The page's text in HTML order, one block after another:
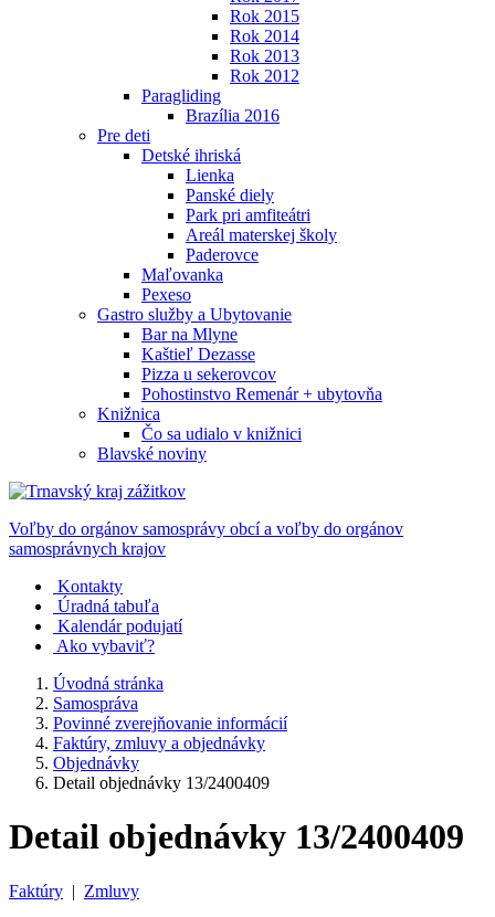
Rok 2015
Rok 2014
Rok 2013
Rok 2012
Paragliding
Brazília 2016
Pre deti
Detské ihriská
Lienka
Panské diely
Park pri amfiteátri
Areál materskej školy
Paderovce
Maľovanka
Pexeso
Gastro služby a Ubytovanie
Bar na Mlyne
Kaštieľ Dezasse
Pizza u sekerovcov
Pohostinstvo Remenár + ubytovňa
Knižnica
Čo sa udialo v knižnici
Blavské noviny
Voľby do orgánov samosprávy obcí a voľby do orgánov
samosprávnych krajov
Kontakty
Úradná tabuľa
Kalendár podujatí
Ako vybaviť?
Úvodná stránka
Samospráva
Povinné zverejňovanie informácií
Faktúry, zmluvy a objednávky
Objednávky
Detail objednávky 13/2400409
Detail objednávky 13/2400409
Faktúry | Zmluvy